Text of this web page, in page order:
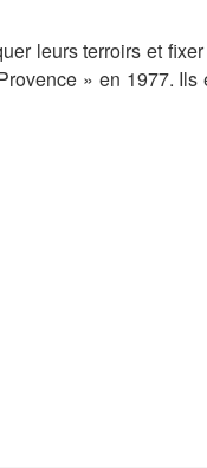
leurs terroirs et
» en 1977.